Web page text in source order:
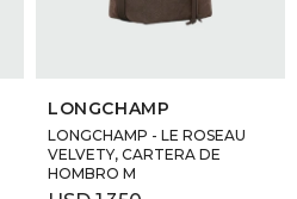
LONGCHAMP
LONGCHAMP - LE ROSEAU
VELVETY, CARTERA DE
HOMBRO M